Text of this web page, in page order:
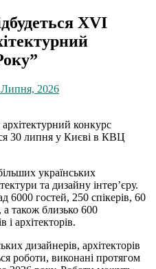
XVI
2026
конкурс
30 липня у Києві в КВЦ
українських
та дизайну інтер’єру.
6000 гостей, 250 спікерів, 60
а також близько 600
і архітекторів.
дизайнерів, архітекторів
роботи, виконані протягом